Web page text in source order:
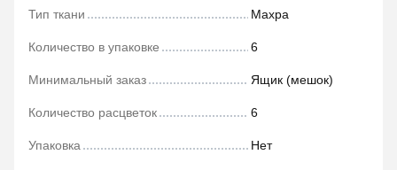
Тип ткани Махра
Количество в упаковке 6
Минимальный заказ Ящик (мешок)
Количество расцветок 6
Упаковка Нет